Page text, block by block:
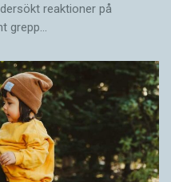
reaktioner på
grepp…